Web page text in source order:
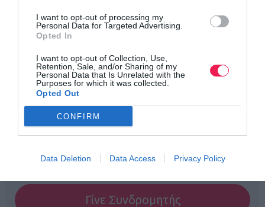
I want to opt-out of processing my
Personal Data for Targeted Advertising.
Opted In
I want to opt-out of Collection, Use,
Retention, Sale, and/or Sharing of my
Personal Data that Is Unrelated with the
Purposes for which it was collected.
Opted Out
CONFIRM
Data Deletion Data Access Privacy Policy
Γίνε Συνδρομητής